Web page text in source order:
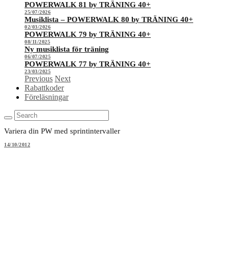
POWERWALK 81 by TRÄNING 40+
25/07/2026
Musiklista – POWERWALK 80 by TRÄNING 40+
02/03/2026
POWERWALK 79 by TRÄNING 40+
08/11/2025
Ny musiklista för träning
06/07/2025
POWERWALK 77 by TRÄNING 40+
23/03/2025
Previous Next
Rabattkoder
Föreläsningar
Variera din PW med sprintintervaller
14/10/2012